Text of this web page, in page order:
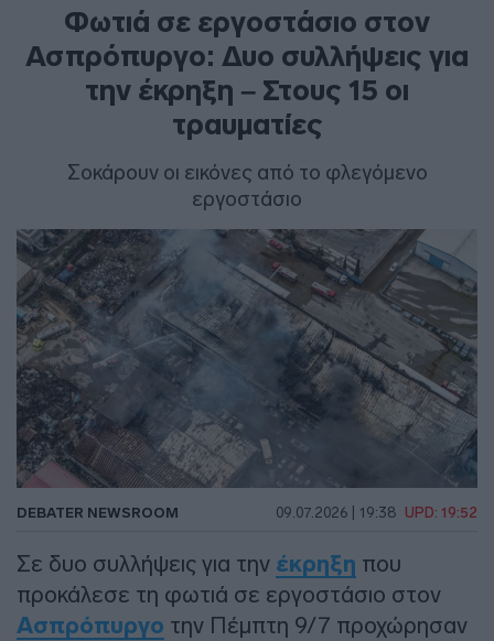
Φωτιά σε εργοστάσιο στον
Ασπρόπυργο: Δυο συλλήψεις για
την έκρηξη – Στους 15 οι
τραυματίες
Σοκάρουν οι εικόνες από το φλεγόμενο
εργοστάσιο
DEBATER NEWSROOM 09.07.2026 | 19:38 UPD: 19:52
Σε δυο συλλήψεις για την έκρηξη που
προκάλεσε τη φωτιά σε εργοστάσιο στον
Ασπρόπυργο την Πέμπτη 9/7 προχώρησαν